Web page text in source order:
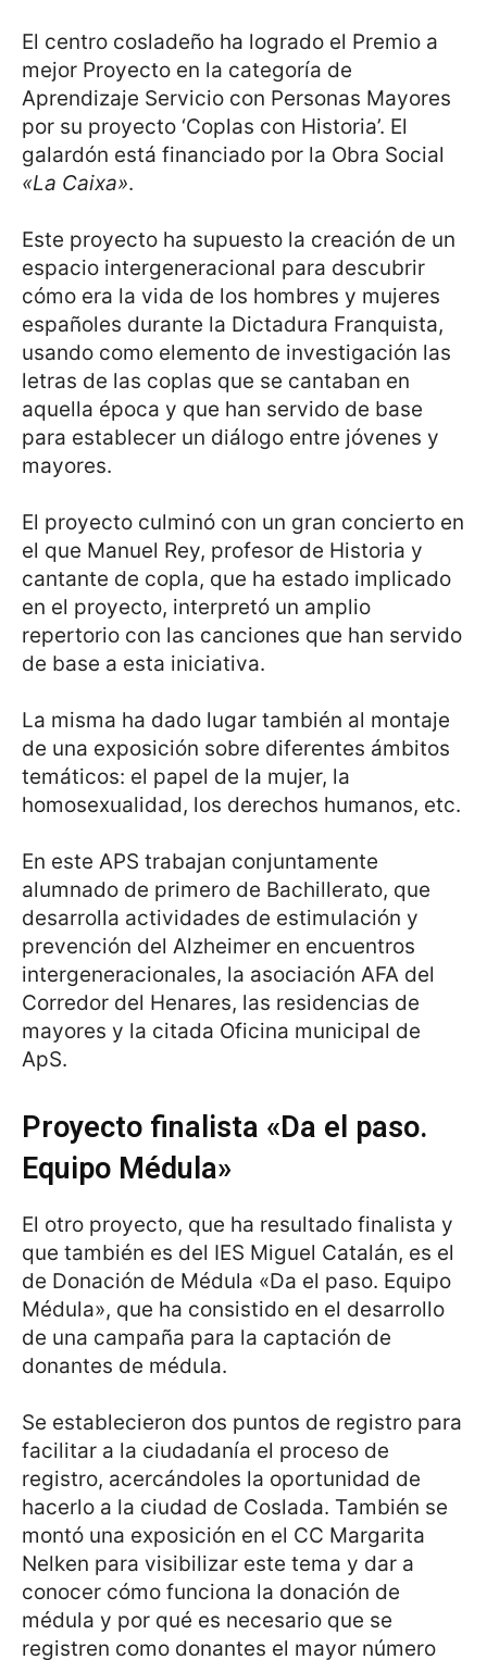
El centro cosladeño ha logrado el Premio a
mejor Proyecto en la categoría de
Aprendizaje Servicio con Personas Mayores
por su proyecto ‘Coplas con Historia’. El
galardón está financiado por la Obra Social
«La Caixa».
Este proyecto ha supuesto la creación de un
espacio intergeneracional para descubrir
cómo era la vida de los hombres y mujeres
españoles durante la Dictadura Franquista,
usando como elemento de investigación las
letras de las coplas que se cantaban en
aquella época y que han servido de base
para establecer un diálogo entre jóvenes y
mayores.
El proyecto culminó con un gran concierto en
el que Manuel Rey, profesor de Historia y
cantante de copla, que ha estado implicado
en el proyecto, interpretó un amplio
repertorio con las canciones que han servido
de base a esta iniciativa.
La misma ha dado lugar también al montaje
de una exposición sobre diferentes ámbitos
temáticos: el papel de la mujer, la
homosexualidad, los derechos humanos, etc.
En este APS trabajan conjuntamente
alumnado de primero de Bachillerato, que
desarrolla actividades de estimulación y
prevención del Alzheimer en encuentros
intergeneracionales, la asociación AFA del
Corredor del Henares, las residencias de
mayores y la citada Oficina municipal de
ApS.
Proyecto finalista «Da el paso.
Equipo Médula»
El otro proyecto, que ha resultado finalista y
que también es del IES Miguel Catalán, es el
de Donación de Médula «Da el paso. Equipo
Médula», que ha consistido en el desarrollo
de una campaña para la captación de
donantes de médula.
Se establecieron dos puntos de registro para
facilitar a la ciudadanía el proceso de
registro, acercándoles la oportunidad de
hacerlo a la ciudad de Coslada. También se
montó una exposición en el CC Margarita
Nelken para visibilizar este tema y dar a
conocer cómo funciona la donación de
médula y por qué es necesario que se
registren como donantes el mayor número